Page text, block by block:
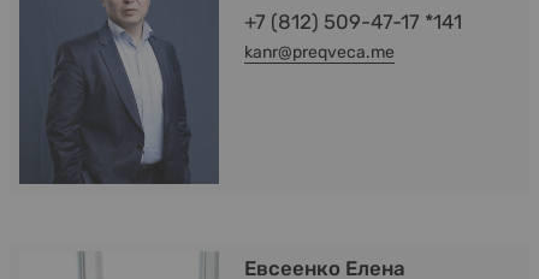
+7 (812) 509-47-17 *141
kanr@preqveca.me
Евсеенко Елена